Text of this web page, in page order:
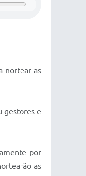
nortear as
gestores e
por
as